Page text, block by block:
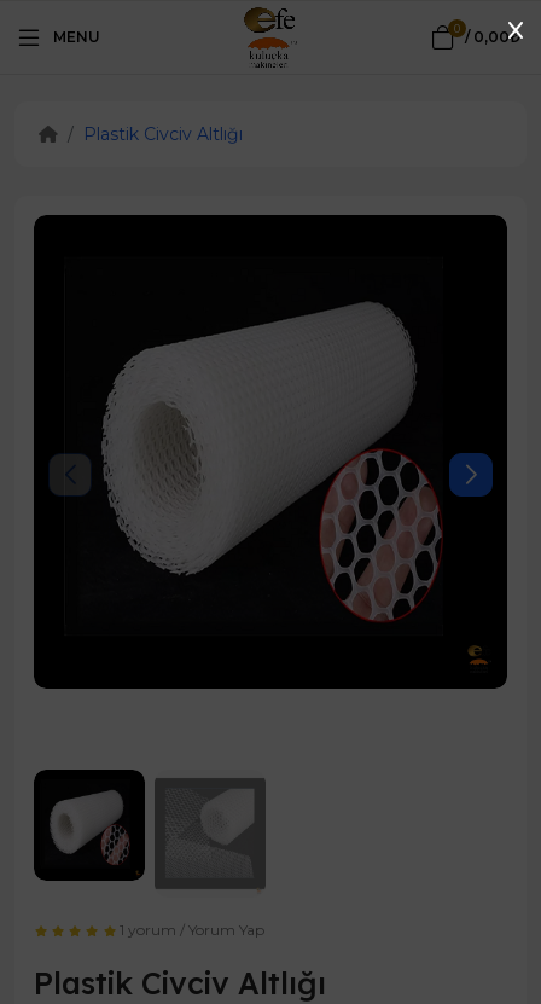
MENU 0 / 0,00₺
Plastik Civciv Altlığı
1 yorum /Yorum Yap
Plastik Civciv Altlığı